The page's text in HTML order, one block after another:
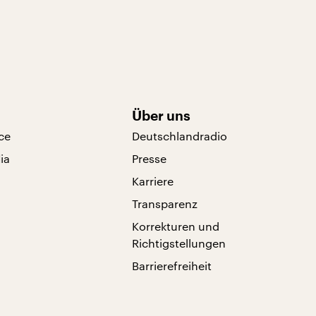
Über uns
Deutschlandradio
Presse
Karriere
Transparenz
Korrekturen und
Richtigstellungen
Barrierefreiheit